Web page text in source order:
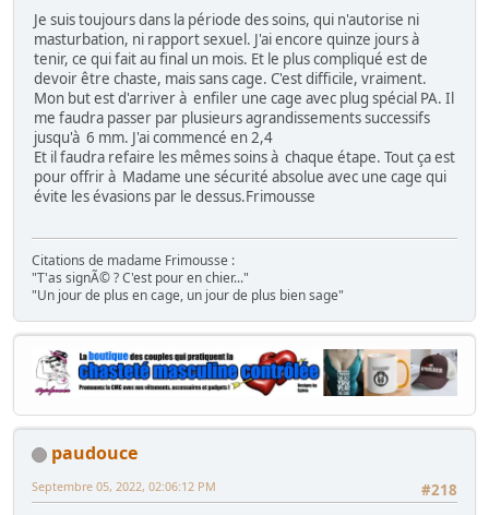
Je suis toujours dans la période des soins, qui n'autorise ni
masturbation, ni rapport sexuel. J'ai encore quinze jours à
tenir, ce qui fait au final un mois. Et le plus compliqué est de
devoir être chaste, mais sans cage. C'est difficile, vraiment.
Mon but est d'arriver à enfiler une cage avec plug spécial PA. Il
me faudra passer par plusieurs agrandissements successifs
jusqu'à 6 mm. J'ai commencé en 2,4
Et il faudra refaire les mêmes soins à chaque étape. Tout ça est
pour offrir à Madame une sécurité absolue avec une cage qui
évite les évasions par le dessus.Frimousse
Citations de madame Frimousse :
"T'as signÃ© ? C'est pour en chier..."
"Un jour de plus en cage, un jour de plus bien sage"
paudouce
#218
Septembre 05, 2022, 02:06:12 PM